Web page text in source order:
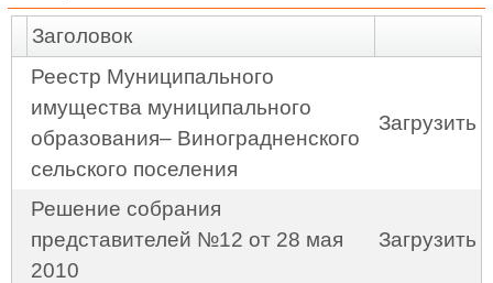
Заголовок
Реестр Муниципального
имущества муниципального
образования– Виноградненского
сельского поселения
Загрузить
Решение собрания
представителей №12 от 28 мая
2010
Загрузить